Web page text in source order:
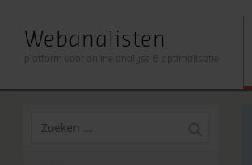
Webanalisten
platform voor online analyse & optimalisatie